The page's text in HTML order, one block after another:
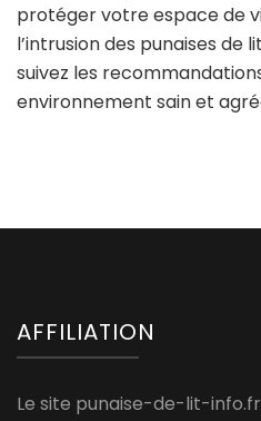
protéger votre espace de
l’intrusion des punaises de
suivez les
environnement sain et
AFFILIATION
Le site punaise-de-lit-